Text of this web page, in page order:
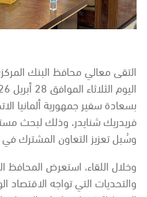
التقى معالي محافظ البنك
بسعادة سفير جمهورية ألمانيا
فريدريك شنايدر، وذلك لبحث
وسُبل تعزيز التعاون المشترك
وخلال اللقاء، استعرض المحافظ
والتحديات التي تواجه